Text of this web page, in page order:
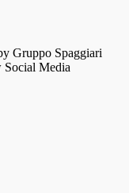
Gruppo Spaggiari
Media